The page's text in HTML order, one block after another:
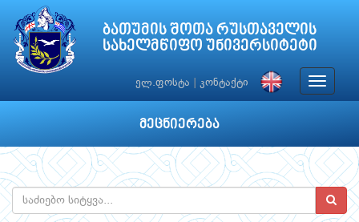
ბათუმის შოთა რუსთაველის
სახელმწიფო უნივერსიტეტი
ელ.ფოსტა კონტაქტი
Toggle
მეცნიერება